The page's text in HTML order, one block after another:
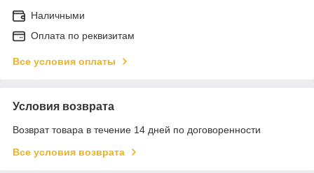
Наличными
Оплата по реквизитам
Все условия оплаты
Условия возврата
Возврат товара в течение 14 дней по договоренности
Все условия возврата